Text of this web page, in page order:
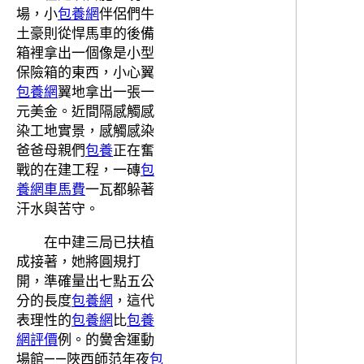
場，小包養網伴侶們牛
土豪則從悍馬車的後備
箱裡拿出一個像是小型
保險箱的東西，小心翼
包養網翼地拿出一張一
元美金。近間隔感觸感
染工地實景，感觸感染
爸爸母親們包養正在奮
戰的在建工程，一磚包
養網車馬費一瓦都躲著
汗水與苦守。
在中建三局已扶植
成接著，她將圓規打
開，準確量出七點五公
分的長度包養網 ，這代
表理性的包養網比包養
網評價例。的黌舍運動
場館——陜西師范年夜包